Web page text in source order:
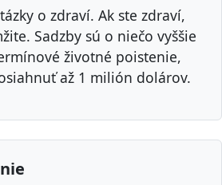
o zdraví. Ak ste zdraví,
Sadzby sú o niečo vyššie
životné poistenie,
až 1 milión dolárov.